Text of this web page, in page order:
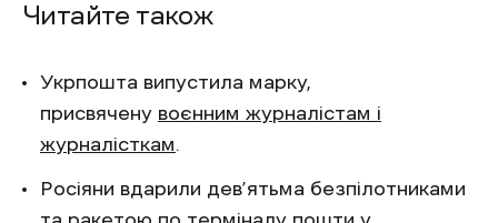
Читайте також
Укрпошта випустила марку,
присвячену воєнним журналістам і
журналісткам
Росіяни вдарили дев’ятьма безпілотниками